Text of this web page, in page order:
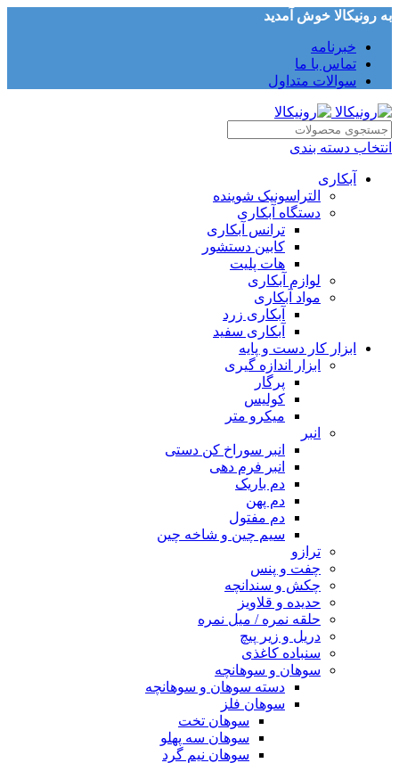
به رونیکالا خوش آمدید
خبرنامه
تماس با ما
سوالات متداول
انتخاب دسته بندی
آبکاری
التراسونیک شوینده
دستگاه آبکاری
ترانس آبکاری
کابین دستشور
هات پلیت
لوازم آبکاری
مواد آبکاری
آبکاری زرد
آبکاری سفید
ابزار کار دست و پایه
ابزار اندازه گیری
پرگار
کولیس
میکرو متر
انبر
انبر سوراخ کن دستی
انبر فرم دهی
دم باریک
دم پهن
دم مفتول
سیم چین و شاخه چین
ترازو
چفت و پنس
چکش و سندانچه
حدیده و قلاویز
حلقه نمره / میل نمره
دریل و زیر پیچ
سنباده کاغذی
سوهان و سوهانچه
دسته سوهان و سوهانچه
سوهان فلز
سوهان تخت
سوهان سه پهلو
سوهان نیم گرد